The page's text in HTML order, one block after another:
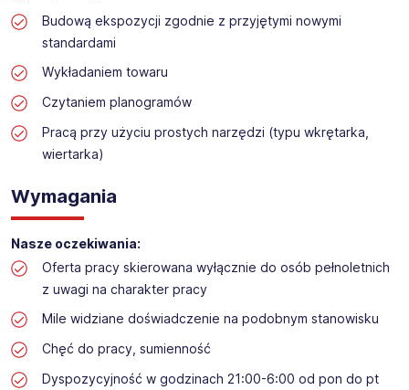
na stanowisko:
Praca przy przebudowie marketu budowlanego
Lokalizacja: Pabianice
Budową ekspozycji zgodnie z przyjętymi nowymi
standardami
Wykładaniem towaru
Czytaniem planogramów
Pracą przy użyciu prostych narzędzi (typu wkrętarka,
wiertarka)
Wymagania
Nasze oczekiwania:
Oferta pracy skierowana wyłącznie do osób pełnoletnich
z uwagi na charakter pracy
Mile widziane doświadczenie na podobnym stanowisku
Chęć do pracy, sumienność
Dyspozycyjność w godzinach 21:00-6:00 od pon do pt